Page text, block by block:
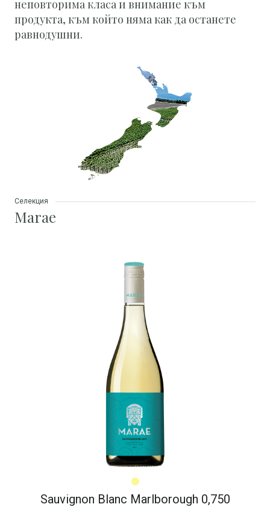
неповторима класа и внимание към
продукта, към който няма как да останете
равнодушни.
Селекция
Marae
Sauvignon Blanc Marlborough 0,750